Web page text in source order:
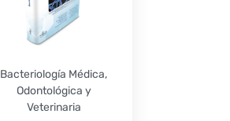
Bacteriología Médica,
Odontológica y
Veterinaria